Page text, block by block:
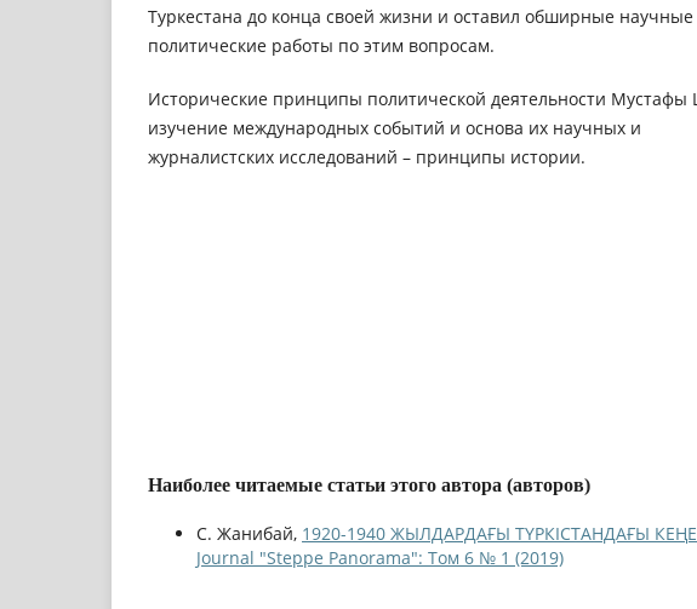
Туркестана до конца своей жизни и оставил обширные научные
политические работы по этим вопросам.
Исторические принципы политической деятельности Мустафы
изучение международных событий и основа их научных и
журналистских исследований – принципы истории.
Наиболее читаемые статьи этого автора (авторов)
С. Жанибай, 1920-1940 ЖЫЛДАРДАҒЫ ТҮРКІСТАНДАҒЫ
Journal "Steppe Panorama": Том 6 № 1 (2019)